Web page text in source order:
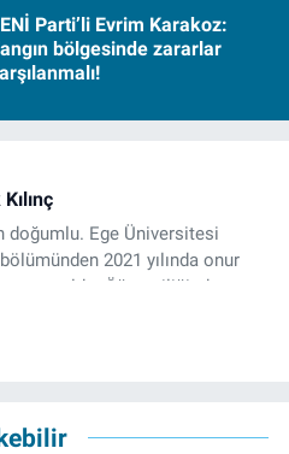
Parti’li Evrim Karakoz:
bölgesinde zararlar
doğumlu. Ege Üniversitesi
2021 yılında onur
oldu. Öğrenciliğinde
kapatılana kadar Artı TV
Ankara bürolarında editör ve